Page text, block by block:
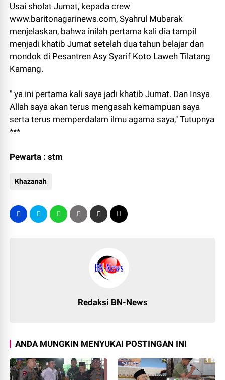
Usai sholat Jumat, kepada crew
www.baritonagarinews.com, Syahrul Mubarak
menjelaskan, bahwa inilah pertama kali dia tampil
menjadi khatib Jumat setelah dua tahun belajar dan
mondok di Pesantren Asy Syarif Koto Laweh Tilatang
Kamang.
" ya ini pertama kali saya jadi khatib Jumat. Dan Insya
Allah saya akan terus mengasah kemampuan saya
serta terus memperdalam ilmu agama saya," Tutupnya
***
Pewarta : stm
Khazanah
Redaksi BN-News
ANDA MUNGKIN MENYUKAI POSTINGAN INI